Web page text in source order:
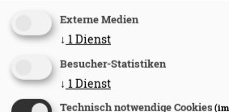
• Kurze Online-Recherche
Eine Suche mit dem Shop-
wie „Betrug“ oder „Problem“
kürzester Zeit wertvolle Hinweise.
Externe Medien
↓ 1 Dienst
Besucher-Statistiken
↓ 1 Dienst
Technisch notwendige Cookies